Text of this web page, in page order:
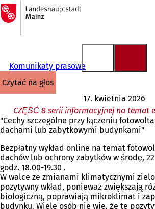
Przejdź do treści
Do
strony
głównej
Komunikaty prasowe
czytać na głos
17. kwietnia 2026
CZĘŚĆ 8 serii informacyjnej na temat
"Cechy szczególne przy łączeniu
dachami lub zabytkowymi budynkami"
Bezpłatny wykład online na temat
dachów lub ochrony zabytków w środę,
godz. 18.00-19.30 .
W walce ze zmianami klimatycznymi
pozytywny wkład, ponieważ zwiększają
biologiczną, poprawiają mikroklimat i
budynku. Wiele osób nie wie, że te